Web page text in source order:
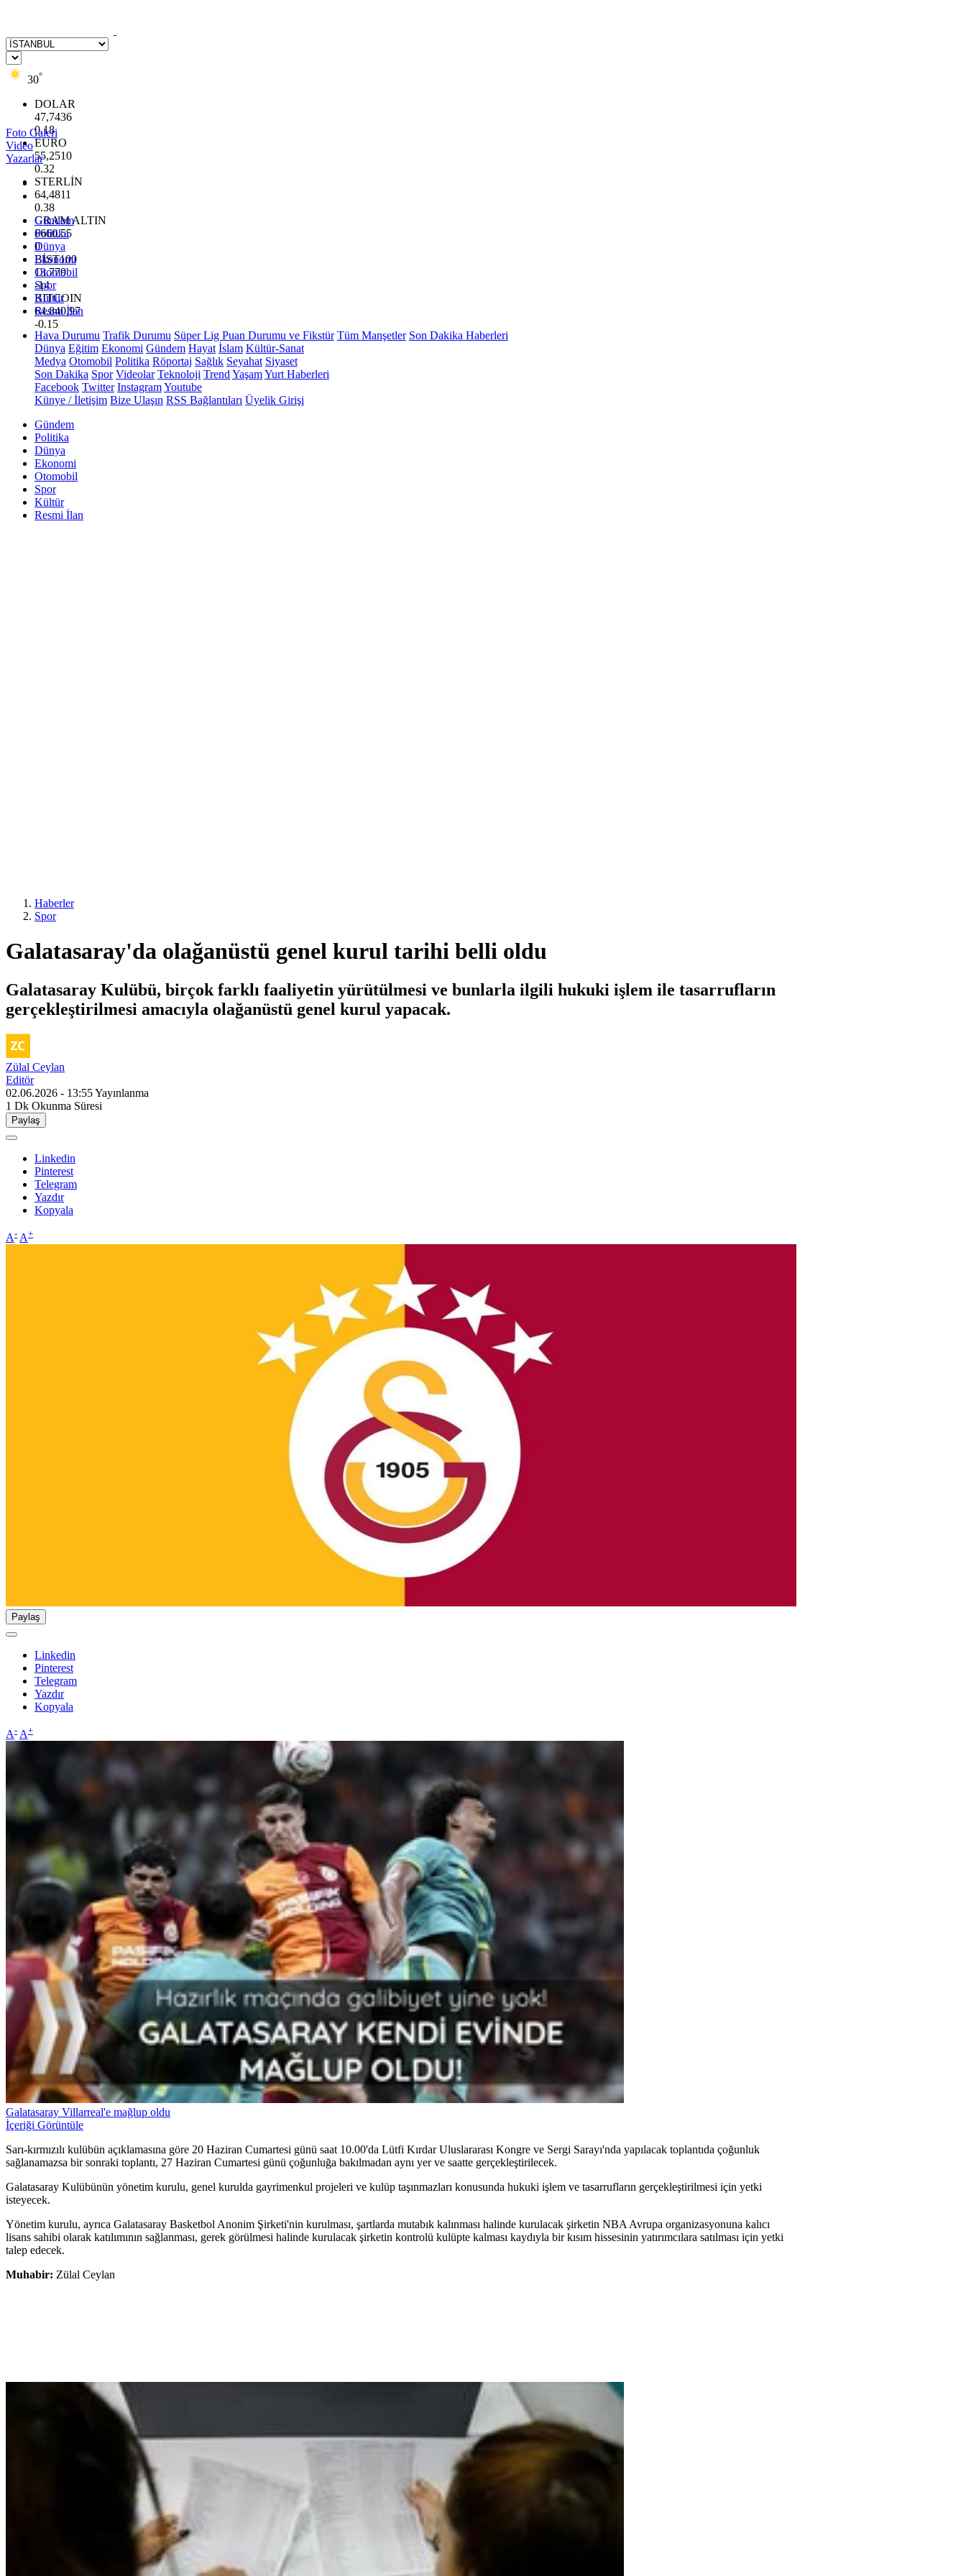
30°
DOLAR
47,7436
0.18
EURO
55,2510
0.32
STERLİN
64,4811
0.38
GRAM ALTIN
6660.55
0
BİST100
13.779
-14
BITCOIN
64.840,97
-0.15
Foto Galeri
Video
Yazarlar
Gündem
Politika
Dünya
Ekonomi
Otomobil
Spor
Kültür
Resmi İlan
Hava Durumu Trafik Durumu Süper Lig Puan Durumu ve Fikstür Tüm Manşetler Son Dakika Haberleri
Dünya Eğitim Ekonomi Gündem Hayat İslam Kültür-Sanat
Medya Otomobil Politika Röportaj Sağlık Seyahat Siyaset
Son Dakika Spor Videolar Teknoloji Trend YaşamYurt Haberleri
Facebook Twitter InstagramYoutube
Künye / İletişim Bize Ulaşın RSS Bağlantıları Üyelik Girişi
Gündem
Politika
Dünya
Ekonomi
Otomobil
Spor
Kültür
Resmi İlan
Haberler
Spor
Galatasaray'da olağanüstü genel kurul tarihi belli oldu
Galatasaray Kulübü, birçok farklı faaliyetin yürütülmesi ve bunlarla ilgili hukuki işlem ile tasarrufların
gerçekleştirilmesi amacıyla olağanüstü genel kurul yapacak.
Zülal Ceylan
Editör
02.06.2026 - 13:55Yayınlanma
1 Dk Okunma Süresi
Paylaş
Linkedin
Pinterest
Telegram
Yazdır
Kopyala
A- A+
Paylaş
Linkedin
Pinterest
Telegram
Yazdır
Kopyala
A- A+
Galatasaray Villarreal'e mağlup oldu
İçeriği Görüntüle
Sarı-kırmızılı kulübün açıklamasına göre 20 Haziran Cumartesi günü saat 10.00'da Lütfi Kırdar Uluslararası Kongre ve Sergi Sarayı'nda yapılacak toplantıda çoğunluk
sağlanamazsa bir sonraki toplantı, 27 Haziran Cumartesi günü çoğunluğa bakılmadan aynı yer ve saatte gerçekleştirilecek.
Galatasaray Kulübünün yönetim kurulu, genel kurulda gayrimenkul projeleri ve kulüp taşınmazları konusunda hukuki işlem ve tasarrufların gerçekleştirilmesi için yetki
isteyecek.
Yönetim kurulu, ayrıca Galatasaray Basketbol Anonim Şirketi'nin kurulması, şartlarda mutabık kalınması halinde kurulacak şirketin NBA Avrupa organizasyonuna kalıcı
lisans sahibi olarak katılımının sağlanması, gerek görülmesi halinde kurulacak şirketin kontrolü kulüpte kalması kaydıyla bir kısım hissesinin yatırımcılara satılması için yetki
talep edecek.
Muhabir: Zülal Ceylan